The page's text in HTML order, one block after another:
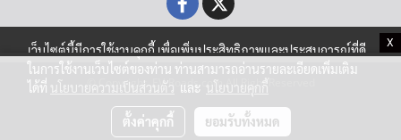
X
© Copyright EV-Roads.com All Right Reserved
เว็บไซต์นี้มีการใช้งานคุกกี้ เพื่อเพิ่มประสิทธิภาพและประสบการณ์ที่ดี
ในการใช้งานเว็บไซต์ของท่าน ท่านสามารถอ่านรายละเอียดเพิ่มเติม
ได้ที่ นโยบายความเป็นส่วนตัว และ นโยบายคุกกี้
ตั้งค่าคุกกี้ ยอมรับทั้งหมด